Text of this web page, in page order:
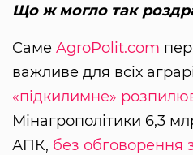
Що ж могло так
Саме AgroPolit.com
важливе для всіх
«підкилимне»
Мінагрополітики 6,3
АПК, без обговорення